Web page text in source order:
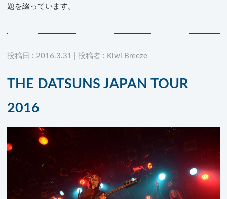
題を綴っています。
投稿日 : 2016.3.31 | 投稿者 : Kiwi Breeze
THE DATSUNS JAPAN TOUR
2016